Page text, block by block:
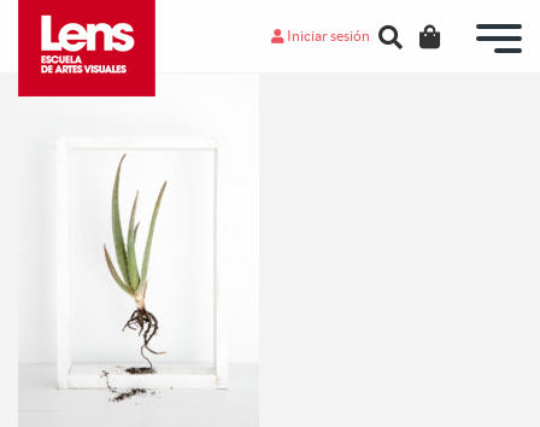
Iniciar sesión